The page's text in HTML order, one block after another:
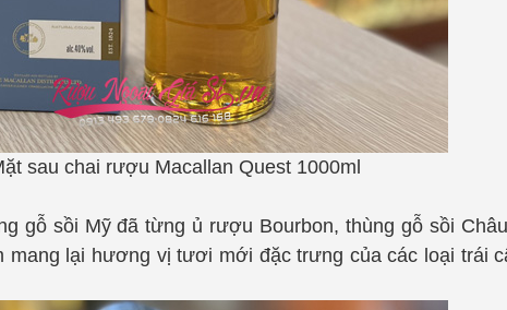
sau chai rượu Macallan Quest 1000ml
gỗ sồi Mỹ đã từng ủ rượu Bourbon, thùng gỗ sồi
lại hương vị tươi mới đặc trưng của các loại trái